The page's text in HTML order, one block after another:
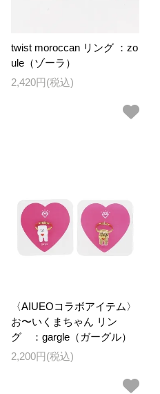
twist moroccan リング ：zo
ule（ゾーラ）
2,420円(税込)
〈AIUEOコラボアイテム〉
お〜いくまちゃん リン
グ ：gargle（ガーグル）
2,200円(税込)